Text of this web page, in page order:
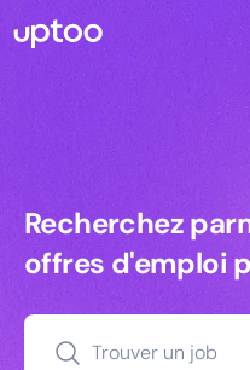
Recherchez
Recherchez
offres d'emploi
Trouver un job